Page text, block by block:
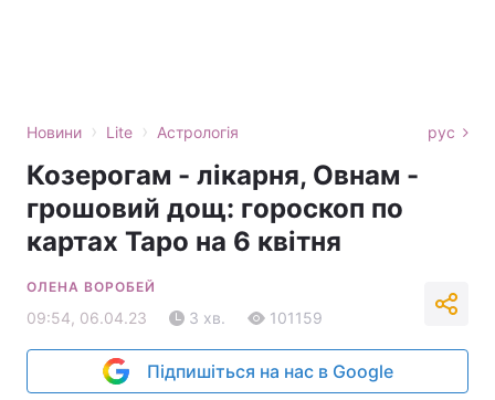
Новини › Lite › Астрологія рус
Козерогам - лікарня, Овнам -
грошовий дощ: гороскоп по
картах Таро на 6 квітня
ОЛЕНА ВОРОБЕЙ
09:54, 06.04.23 3 хв. 101159
Підпишіться на нас в Google